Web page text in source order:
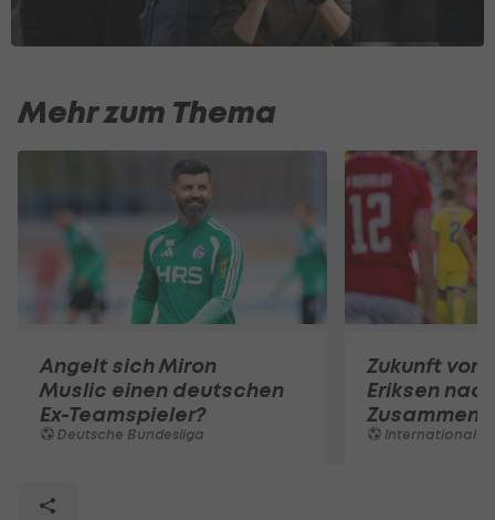
Mehr zum Thema
Angelt sich Miron
Muslic einen deutschen
Ex-Teamspieler?
Deutsche Bundesliga
Zukunft von
Eriksen
International